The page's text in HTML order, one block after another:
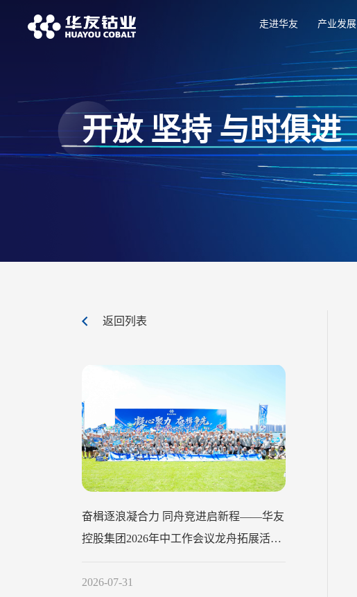
走进华友 产业发展
开放 坚持 与时俱进
返回列表
奋楫逐浪凝合力 同舟竞进启新程——华友
控股集团2026年中工作会议龙舟拓展活动
2026-07-31